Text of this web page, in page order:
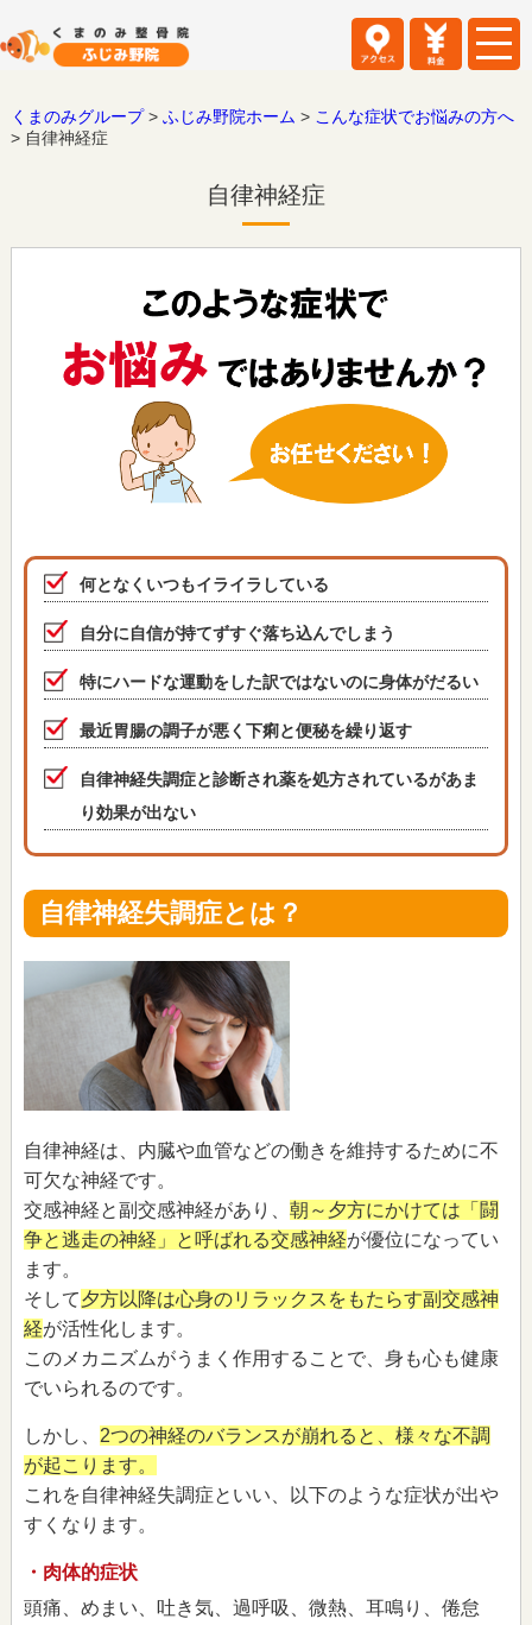
くまのみグループ> ふじみ野院ホーム > こんな症状でお悩みの方へ
> 自律神経症
自律神経症
何となくいつもイライラしている
自分に自信が持てずすぐ落ち込んでしまう
特にハードな運動をした訳ではないのに身体がだるい
最近胃腸の調子が悪く下痢と便秘を繰り返す
自律神経失調症と診断され薬を処方されているがあま
り効果が出ない
自律神経失調症とは？
自律神経は、内臓や血管などの働きを維持するために不
可欠な神経です。
交感神経と副交感神経があり、 朝～夕方にかけては「闘
争と逃走の神経」と呼ばれる交感神経が優位になってい
ます。
そして夕方以降は心身のリラックスをもたらす副交感神
経が活性化します。
このメカニズムがうまく作用することで、身も心も健康
でいられるのです。
しかし、 2つの神経のバランスが崩れると、様々な不調
が起こります。
これを自律神経失調症といい、以下のような症状が出や
すくなります。
・肉体的症状
頭痛、めまい、吐き気、過呼吸、微熱、耳鳴り、倦怠